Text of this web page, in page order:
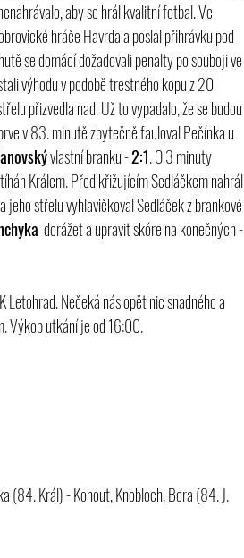
aby se hrál kvalitní fotbal. Ve
hráče Havrda a poslal přihrávku pod
se domácí dožadovali penalty po souboji ve
výhodu v podobě trestného kopu z 20
přizvedla nad. Už to vypadalo, že se budou
v 83. minutě zbytečně fauloval Pečínka u
vlastní branku - 2:1. O 3 minuty
Králem. Před křižujícím Sedláčkem nahrál
střelu vyhlavičkoval Sedláček z brankové
  dorážet a upravit skóre na konečných -
Nečeká nás opět nic snadného a
Výkop utkání je od 16:00.
(84. Král) - Kohout, Knobloch, Bora (84. J.